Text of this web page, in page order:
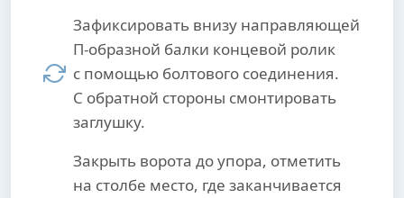
Зафиксировать внизу направляющей
П-образной балки концевой ролик
с помощью болтового соединения.
С обратной стороны смонтировать
заглушку.
Закрыть ворота до упора, отметить
на столбе место, где заканчивается